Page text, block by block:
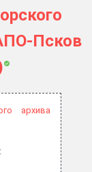
Псков
архива